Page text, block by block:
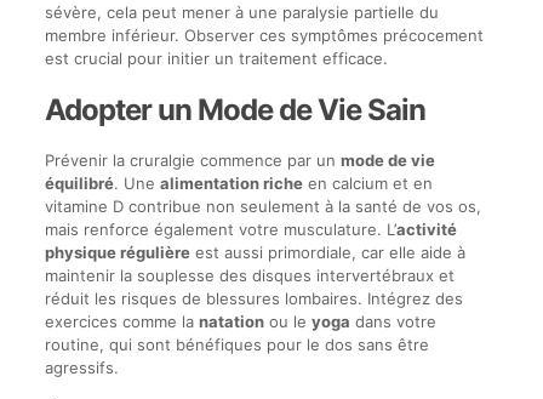
sévère, cela peut mener à une paralysie partielle du
membre inférieur. Observer ces symptômes précocement
est crucial pour initier un traitement efficace.
Adopter un Mode de Vie Sain
Prévenir la cruralgie commence par un mode de vie
équilibré. Une alimentation richeen calcium et en
vitamine D contribue non seulement à la santé de vos os,
mais renforce également votre musculature. L’activité
physique régulièreest aussi primordiale, car elle aide à
maintenir la souplesse des disques intervertébraux et
réduit les risques de blessures lombaires. Intégrez des
exercices comme la natationou le yoga dans votre
routine, qui sont bénéfiques pour le dos sans être
agressifs.